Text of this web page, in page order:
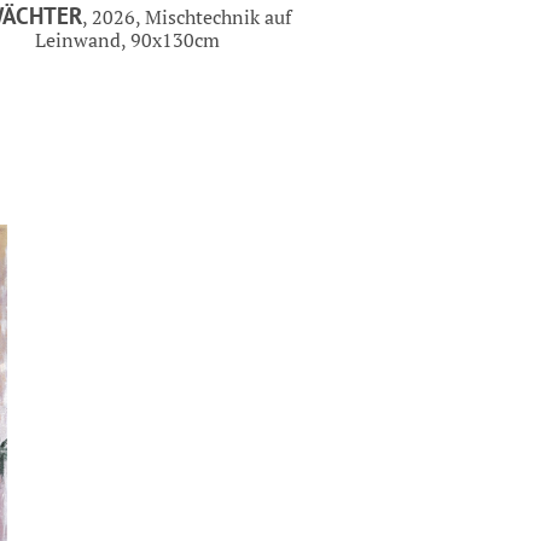
, 2026, Mischtechnik auf
Leinwand, 90x130cm